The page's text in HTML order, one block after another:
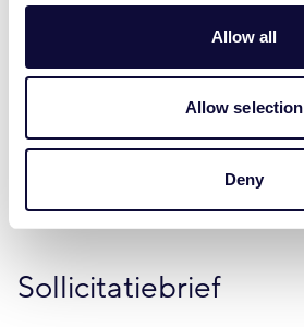
Allow all
Allow selection
Deny
Sollicitatiebrief